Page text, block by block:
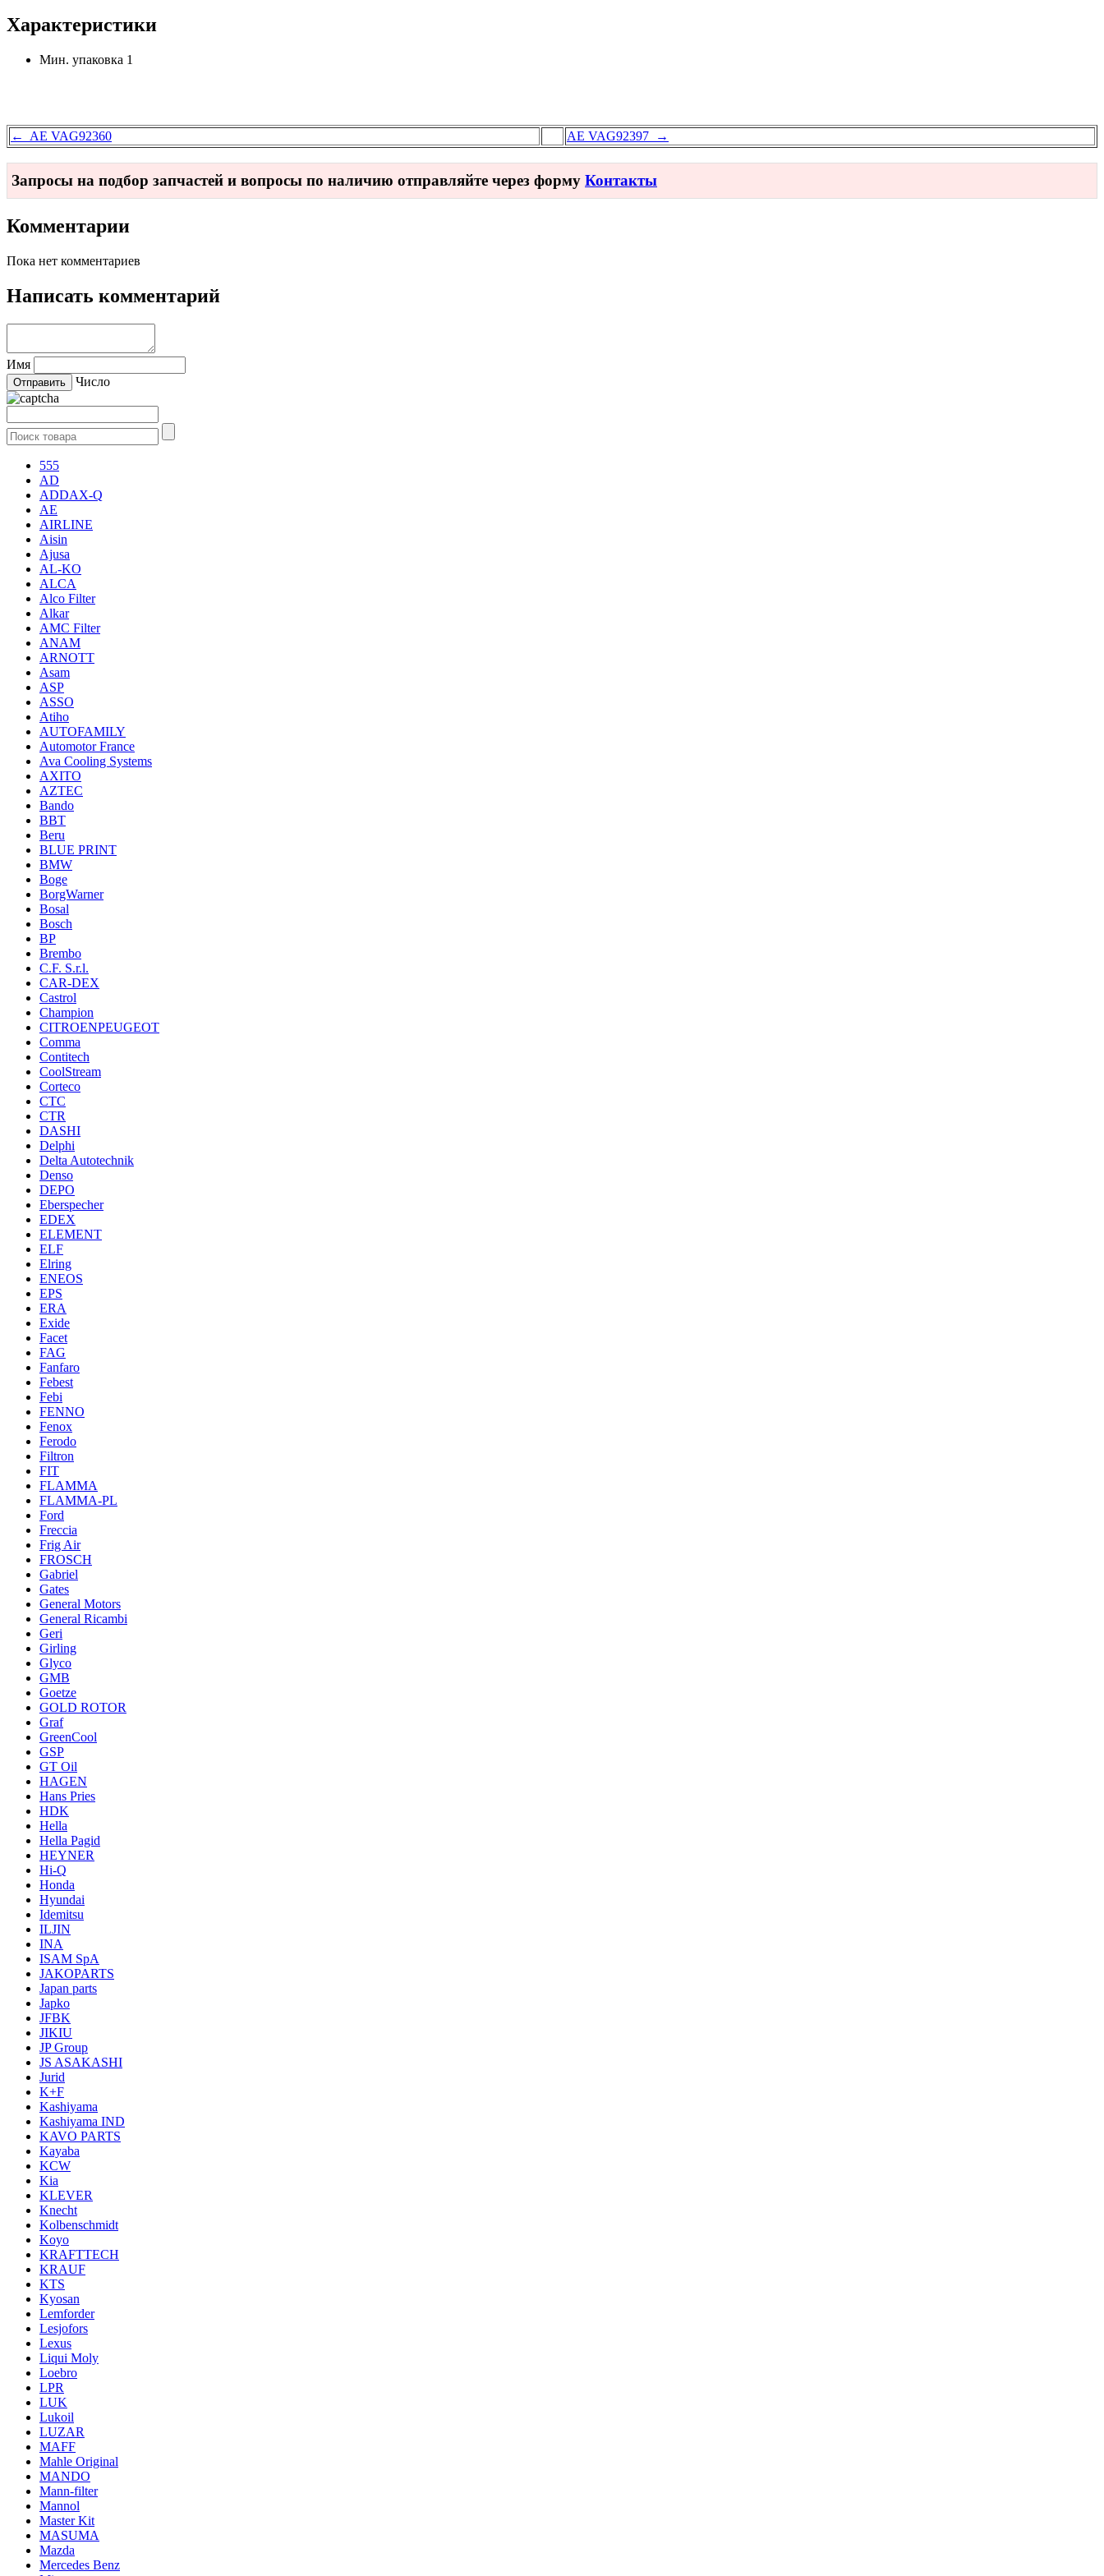
Характеристики
Мин. упаковка 1
← AE VAG92360 AE VAG92397 →
Запросы на подбор запчастей и вопросы по наличию отправляйте через форму Контакты
Комментарии
Пока нет комментариев
Написать комментарий
Имя
Число
555
AD
ADDAX-Q
AE
AIRLINE
Aisin
Ajusa
AL-KO
ALCA
Alco Filter
Alkar
AMC Filter
ANAM
ARNOTT
Asam
ASP
ASSO
Atiho
AUTOFAMILY
Automotor France
Ava Cooling Systems
AXITO
AZTEC
Bando
BBT
Beru
BLUE PRINT
BMW
Boge
BorgWarner
Bosal
Bosch
BP
Brembo
C.F. S.r.l.
CAR-DEX
Castrol
Champion
CITROENPEUGEOT
Comma
Contitech
CoolStream
Corteco
CTC
CTR
DASHI
Delphi
Delta Autotechnik
Denso
DEPO
Eberspecher
EDEX
ELEMENT
ELF
Elring
ENEOS
EPS
ERA
Exide
Facet
FAG
Fanfaro
Febest
Febi
FENNO
Fenox
Ferodo
Filtron
FIT
FLAMMA
FLAMMA-PL
Ford
Freccia
Frig Air
FROSCH
Gabriel
Gates
General Motors
General Ricambi
Geri
Girling
Glyco
GMB
Goetze
GOLD ROTOR
Graf
GreenCool
GSP
GT Oil
HAGEN
Hans Pries
HDK
Hella
Hella Pagid
HEYNER
Hi-Q
Honda
Hyundai
Idemitsu
ILJIN
INA
ISAM SpA
JAKOPARTS
Japan parts
Japko
JFBK
JIKIU
JP Group
JS ASAKASHI
Jurid
K+F
Kashiyama
Kashiyama IND
KAVO PARTS
Kayaba
KCW
Kia
KLEVER
Knecht
Kolbenschmidt
Koyo
KRAFTTECH
KRAUF
KTS
Kyosan
Lemforder
Lesjofors
Lexus
Liqui Moly
Loebro
LPR
LUK
Lukoil
LUZAR
MAFF
Mahle Original
MANDO
Mann-filter
Mannol
Master Kit
MASUMA
Mazda
Mercedes Benz